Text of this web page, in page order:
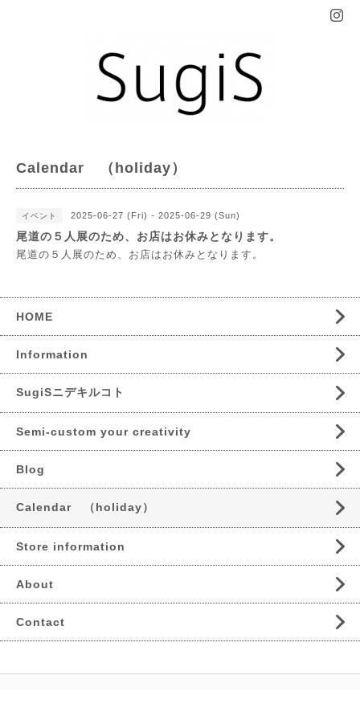
Calendar （holiday）
イベント 2025-06-27 (Fri) - 2025-06-29 (Sun)
尾道の５人展のため、お店はお休みとなります。
尾道の５人展のため、お店はお休みとなります。
HOME
Information
SugiSニデキルコト
Semi-custom your creativity
Blog
Calendar （holiday）
Store information
About
Contact